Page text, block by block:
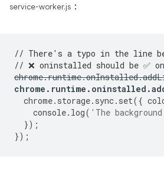
service-worker.js ：
// There's a typo in the line
// ❌ oninstalled should be ✅
chrome.runtime.onInstalled.
chrome . runtime . oninstalled .
chrome. storage. sync. set({
console. log( 'The
});
});